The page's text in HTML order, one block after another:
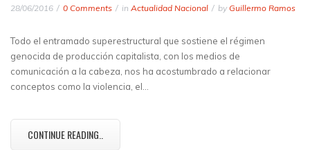
28/06/2016 0 Comments in Actualidad Nacional by Guillermo Ramos
Todo el entramado superestructural que sostiene el régimen
genocida de producción capitalista, con los medios de
comunicación a la cabeza, nos ha acostumbrado a relacionar
conceptos como la violencia, el…
CONTINUE READING..